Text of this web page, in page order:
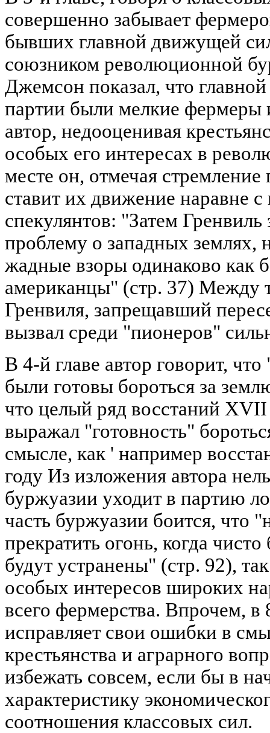
совершенно забывает
бывших главной движущей
союзником революционной
Джемсон показал, что
партии были мелкие
автор, недооценивая
особых его интересах в
месте он, отмечая стремление
ставит их движение наравне
спекулянтов: "Затем
проблему о западных землях,
жадные взоры одинаково как
американцы" (стр. 37) Между
Гренвиля, запрещавший
вызвал среди "пионеров"
В 4-й главе автор говорит,
были готовы бороться за
что целый ряд восстаний
выражал "готовность"
смысле, как ' например
году Из изложения автора
буржуазии уходит в партию
часть буржуазии боится, что
прекратить огонь, когда
будут устранены" (стр. 92),
особых интересов широких
всего фермерства. Впрочем, в
исправляет свои ошибки в
крестьянства и аграрного
избежать совсем, если бы в
характеристику
соотношения классовых сил.